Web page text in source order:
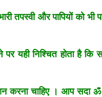
तपस्वी और पापियों को भी
निश्चित होता है कि
करना चाहिए । आप